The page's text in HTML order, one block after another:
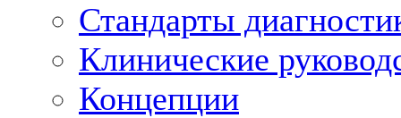
Стандарты
Клинические
Концепции